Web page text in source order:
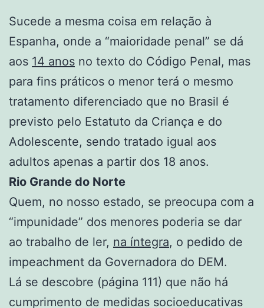
Sucede a mesma coisa em relação à
Espanha, onde a “maioridade penal” se dá
aos 14 anos no texto do Código Penal, mas
para fins práticos o menor terá o mesmo
tratamento diferenciado que no Brasil é
previsto pelo Estatuto da Criança e do
Adolescente, sendo tratado igual aos
adultos apenas a partir dos 18 anos.
Rio Grande do Norte
Quem, no nosso estado, se preocupa com a
“impunidade” dos menores poderia se dar
ao trabalho de ler, na íntegra, o pedido de
impeachment da Governadora do DEM.
Lá se descobre (página 111) que não há
cumprimento de medidas socioeducativas